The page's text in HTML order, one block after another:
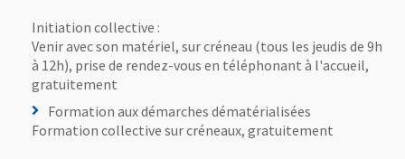
Initiation collective :
Venir avec son matériel, sur créneau (tous les jeudis de 9h
à 12h), prise de rendez-vous en téléphonant à l'accueil,
gratuitement
Formation aux démarches dématérialisées
Formation collective sur créneaux, gratuitement